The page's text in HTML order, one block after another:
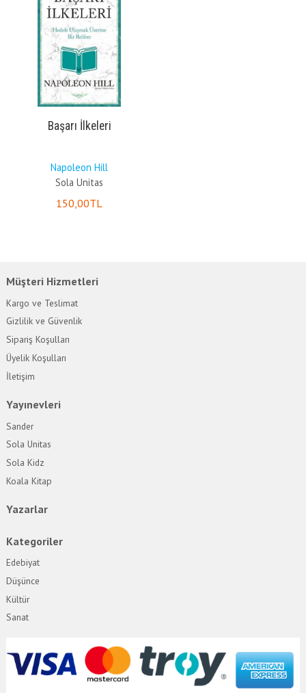
Başarı İlkeleri
Napoleon Hill
Sola Unitas
150 ,00TL
Müşteri Hizmetleri
Kargo ve Teslimat
Gizlilik ve Güvenlik
Sipariş Koşulları
Üyelik Koşulları
İletişim
Yayınevleri
Sander
Sola Unitas
Sola Kidz
Koala Kitap
Yazarlar
Kategoriler
Edebiyat
Düşünce
Kültür
Sanat